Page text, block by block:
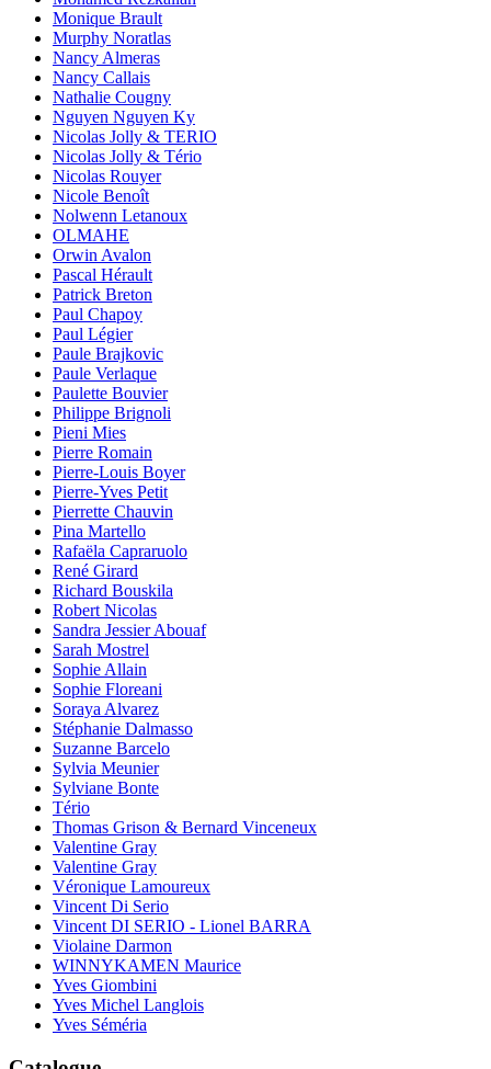
Monique Brault
Murphy Noratlas
Nancy Almeras
Nancy Callais
Nathalie Cougny
Nguyen Nguyen Ky
Nicolas Jolly & TERIO
Nicolas Jolly & Tério
Nicolas Rouyer
Nicole Benoît
Nolwenn Letanoux
OLMAHE
Orwin Avalon
Pascal Hérault
Patrick Breton
Paul Chapoy
Paul Légier
Paule Brajkovic
Paule Verlaque
Paulette Bouvier
Philippe Brignoli
Pieni Mies
Pierre Romain
Pierre-Louis Boyer
Pierre-Yves Petit
Pierrette Chauvin
Pina Martello
Rafaëla Capraruolo
René Girard
Richard Bouskila
Robert Nicolas
Sandra Jessier Abouaf
Sarah Mostrel
Sophie Allain
Sophie Floreani
Soraya Alvarez
Stéphanie Dalmasso
Suzanne Barcelo
Sylvia Meunier
Sylviane Bonte
Tério
Thomas Grison & Bernard Vinceneux
Valentine Gray
Valentine Gray
Véronique Lamoureux
Vincent Di Serio
Vincent DI SERIO - Lionel BARRA
Violaine Darmon
WINNYKAMEN Maurice
Yves Giombini
Yves Michel Langlois
Yves Séméria